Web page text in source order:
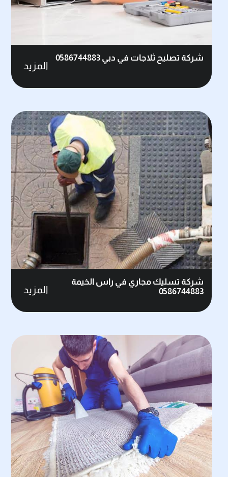
شركة تصليح ثلاجات في دبي 0586744883
المزيد
شركة تسليك مجاري في راس الخيمة
0586744883
المزيد